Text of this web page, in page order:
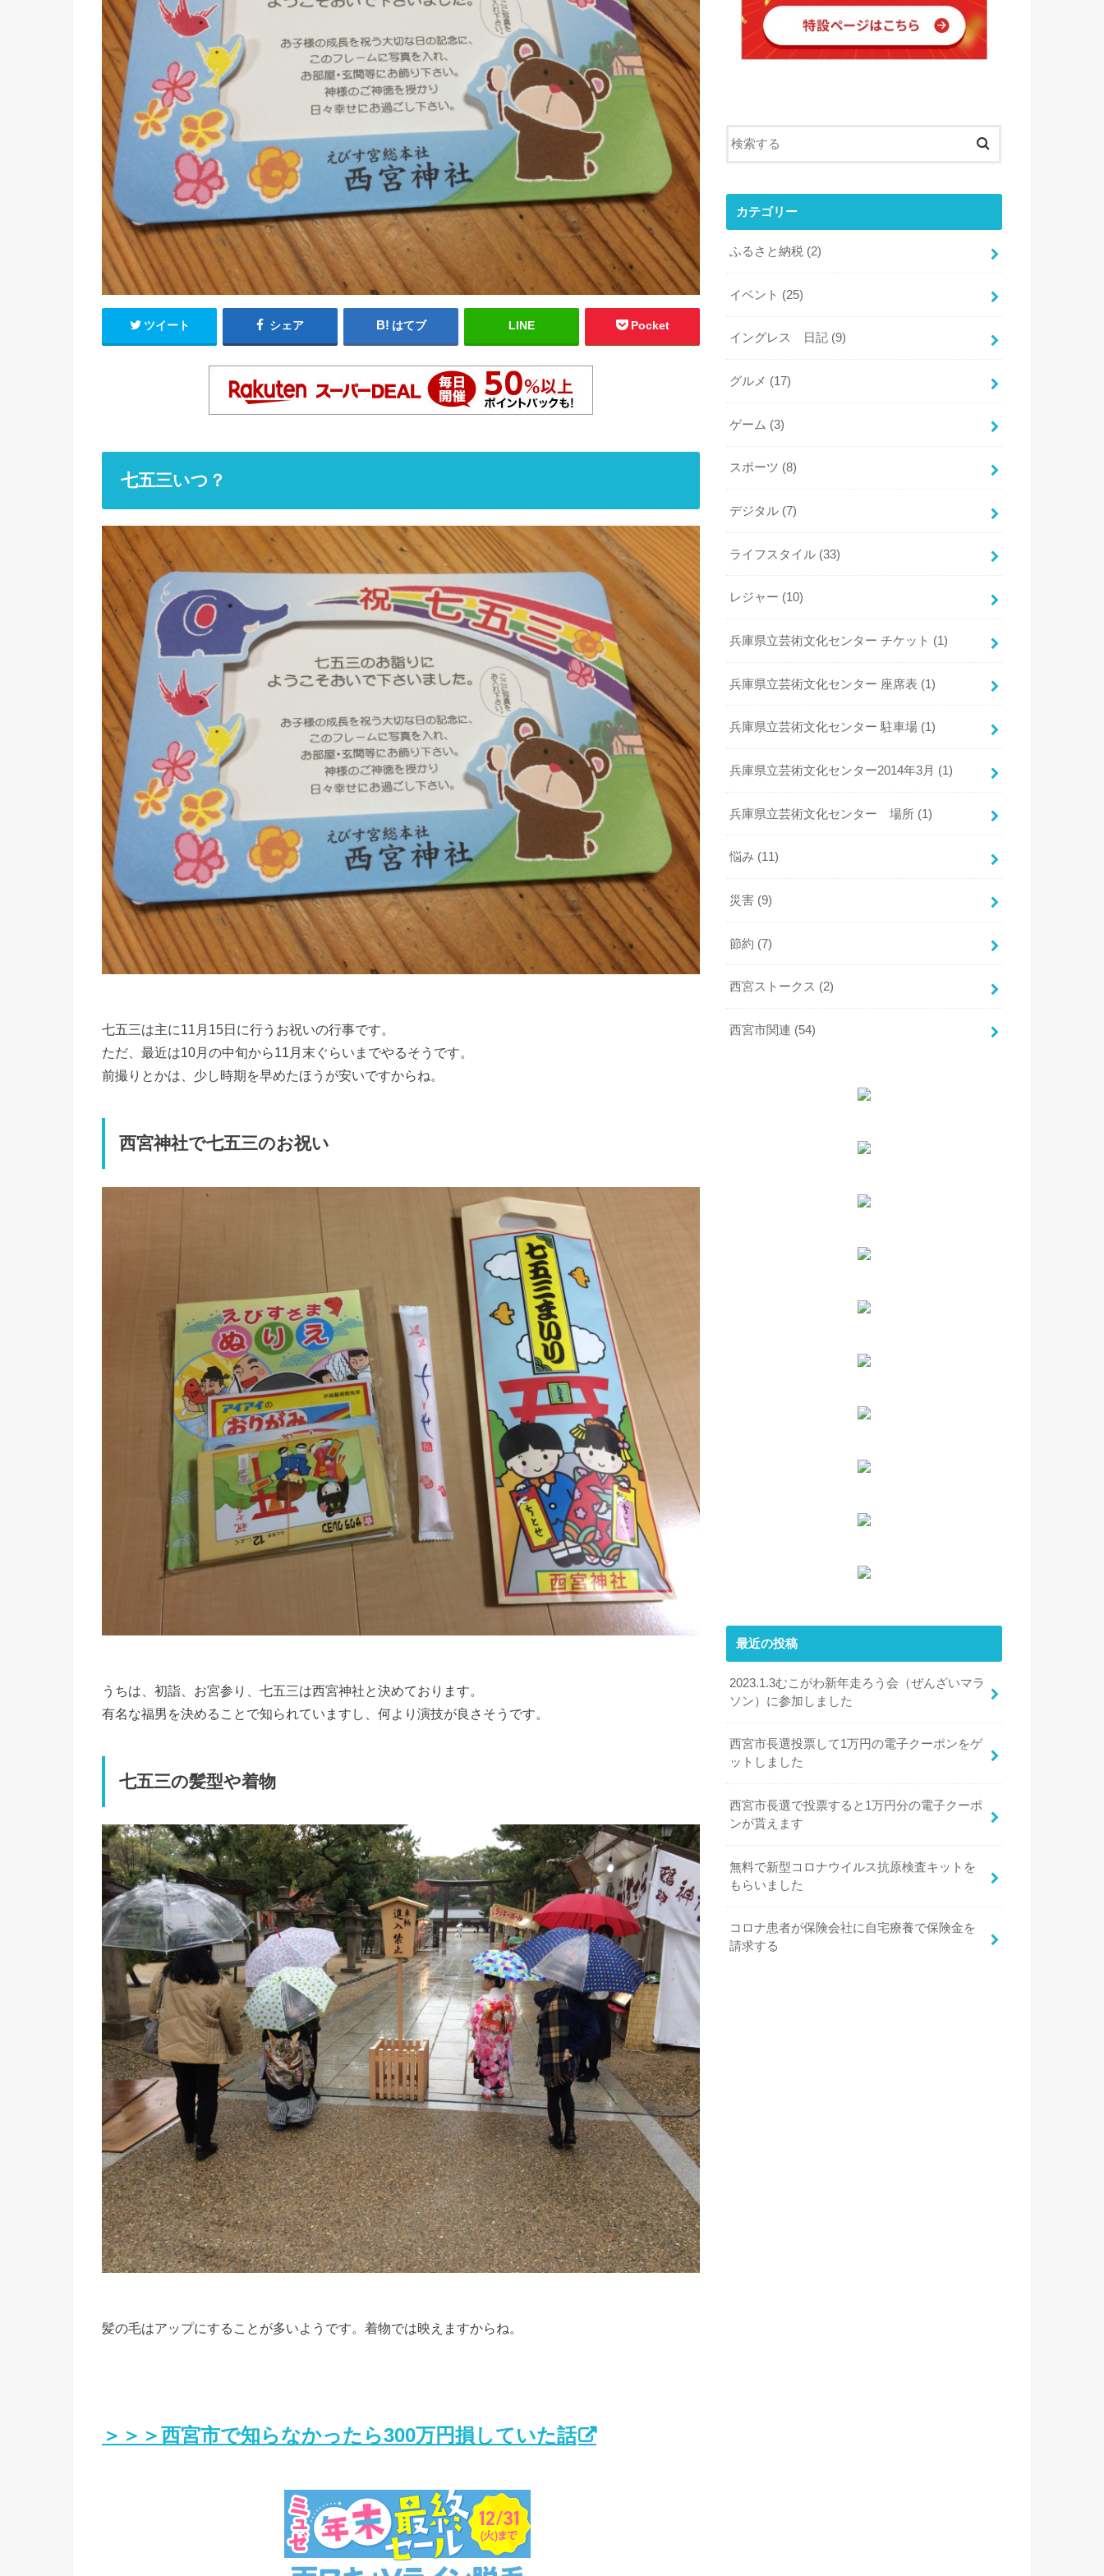
ツイート シェア はてブ LINE Pocket
七五三いつ？
七五三は主に11月15日に行うお祝いの行事です。
ただ、最近は10月の中旬から11月末ぐらいまでやるそうです。
前撮りとかは、少し時期を早めたほうが安いですからね。
西宮神社で七五三のお祝い
うちは、初詣、お宮参り、七五三は西宮神社と決めております。
有名な福男を決めることで知られていますし、何より演技が良さそうです。
七五三の髪型や着物
髪の毛はアップにすることが多いようです。着物では映えますからね。
＞＞＞西宮市で知らなかったら300万円損していた話
カテゴリー
ふるさと納税 (2)
イベント (25)
イングレス 日記 (9)
グルメ (17)
ゲーム (3)
スポーツ (8)
デジタル (7)
ライフスタイル (33)
レジャー (10)
兵庫県立芸術文化センター チケット (1)
兵庫県立芸術文化センター 座席表 (1)
兵庫県立芸術文化センター 駐車場 (1)
兵庫県立芸術文化センター2014年3月 (1)
兵庫県立芸術文化センター 場所 (1)
悩み (11)
災害 (9)
節約 (7)
西宮ストークス (2)
西宮市関連 (54)
最近の投稿
2023.1.3むこがわ新年走ろう会（ぜんざいマラ
ソン）に参加しました
西宮市長選投票して1万円の電子クーポンをゲ
ットしました
西宮市長選で投票すると1万円分の電子クーポ
ンが貰えます
無料で新型コロナウイルス抗原検査キットを
もらいました
コロナ患者が保険会社に自宅療養で保険金を
請求する